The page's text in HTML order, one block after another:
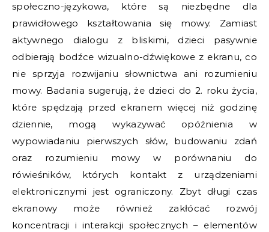
społeczno-językowa, które są niezbędne dla
prawidłowego kształtowania się mowy. Zamiast
aktywnego dialogu z bliskimi, dzieci pasywnie
odbierają bodźce wizualno-dźwiękowe z ekranu, co
nie sprzyja rozwijaniu słownictwa ani rozumieniu
mowy. Badania sugerują, że dzieci do 2. roku życia,
które spędzają przed ekranem więcej niż godzinę
dziennie, mogą wykazywać opóźnienia w
wypowiadaniu pierwszych słów, budowaniu zdań
oraz rozumieniu mowy w porównaniu do
rówieśników, których kontakt z urządzeniami
elektronicznymi jest ograniczony. Zbyt długi czas
ekranowy może również zakłócać rozwój
koncentracji i interakcji społecznych – elementów